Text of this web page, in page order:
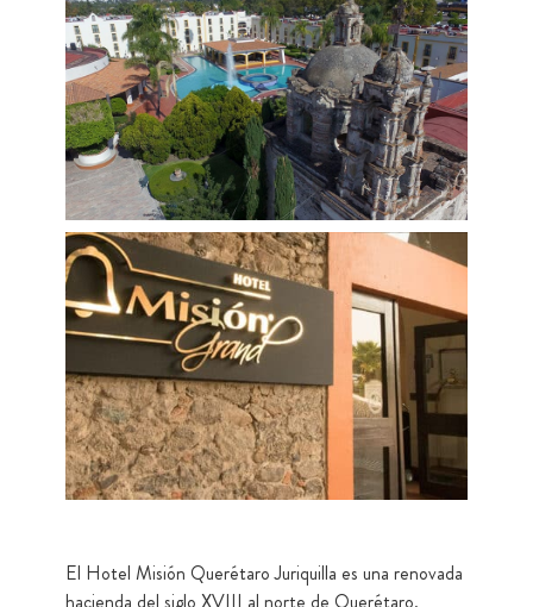
El Hotel Misión Querétaro Juriquilla es una renovada